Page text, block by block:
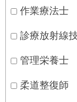
作業療法士
診療放射線
管理栄養士
柔道整復師